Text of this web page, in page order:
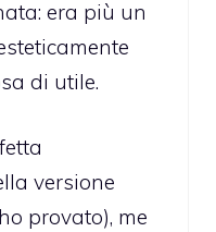
era più un
di utile.
versione
provato), me